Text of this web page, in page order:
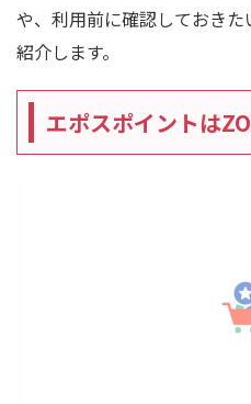
や、利用前に確認しておき
紹介します。
エポスポイントは